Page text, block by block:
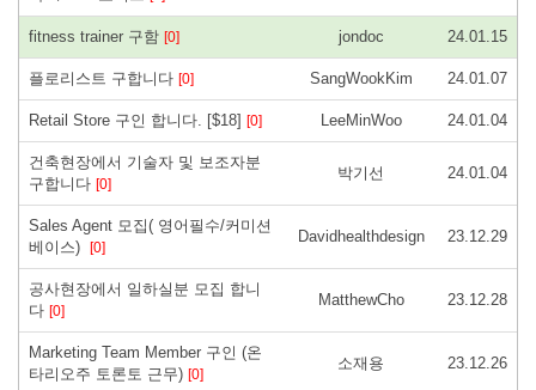
fitness trainer 구함 [0] jondoc 24.01.15
플로리스트 구합니다 [0] SangWookKim 24.01.07
Retail Store 구인 합니다. [$18] [0] LeeMinWoo 24.01.04
건축현장에서 기술자 및 보조자분
구합니다 [0]
박기선 24.01.04
Sales Agent 모집( 영어필수/커미션
베이스) [0]
Davidhealthdesign 23.12.29
공사현장에서 일하실분 모집 합니
다 [0]
MatthewCho 23.12.28
Marketing Team Member 구인 (온
타리오주 토론토 근무) [0]
소재용 23.12.26